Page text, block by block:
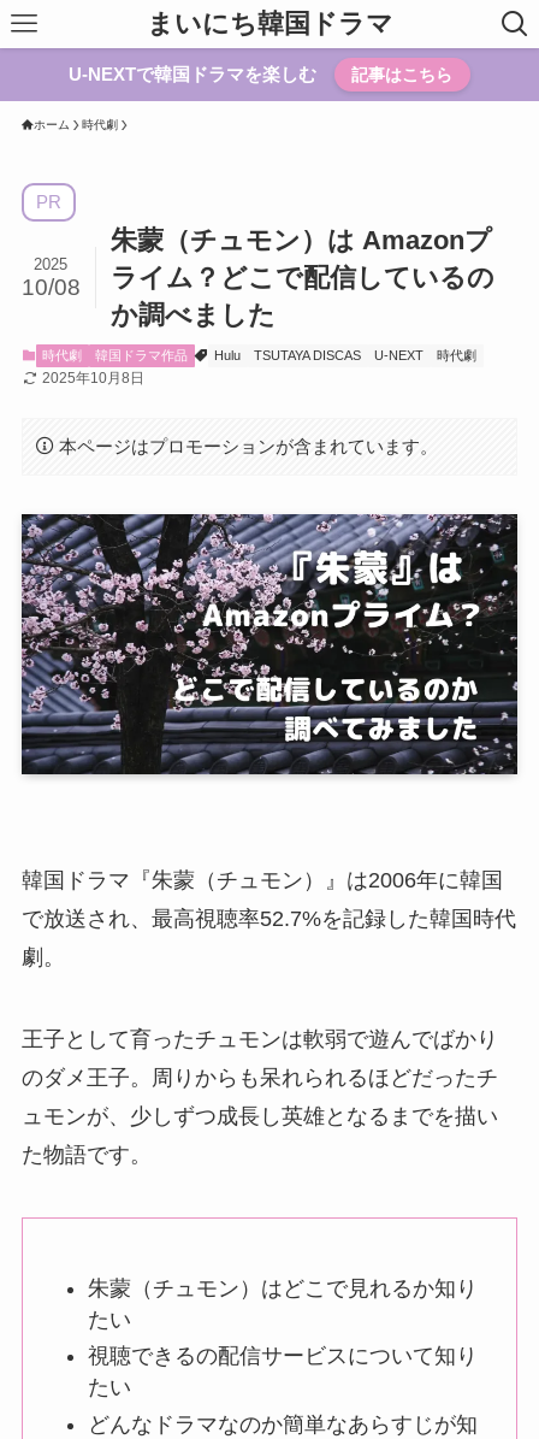
まいにち韓国ドラマ
U-NEXTで韓国ドラマを楽しむ 記事はこちら
ホーム 時代劇
PR
朱蒙（チュモン）は Amazonプ
ライム？どこで配信しているの
か調べました
2025
10/08
時代劇 韓国ドラマ作品 Hulu TSUTAYA DISCAS U-NEXT 時代劇
2025年10月8日
本ページはプロモーションが含まれています。
韓国ドラマ『朱蒙（チュモン）』は2006年に韓国
で放送され、最高視聴率52.7%を記録した韓国時代
劇。
王子として育ったチュモンは軟弱で遊んでばかり
のダメ王子。周りからも呆れられるほどだったチ
ュモンが、少しずつ成長し英雄となるまでを描い
た物語です。
朱蒙（チュモン）はどこで見れるか知り
たい
視聴できるの配信サービスについて知り
たい
どんなドラマなのか簡単なあらすじが知